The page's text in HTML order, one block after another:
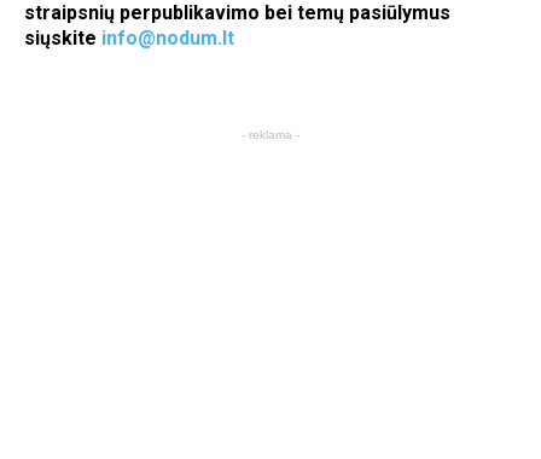
straipsnių perpublikavimo bei temų pasiūlymus
siųskite info@nodum.lt
- reklama -